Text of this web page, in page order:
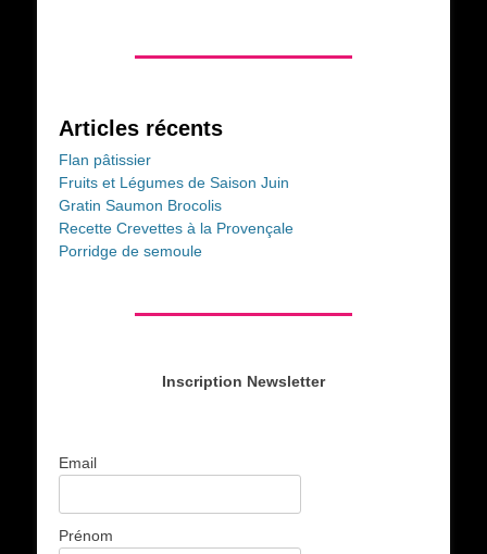
Articles récents
Flan pâtissier
Fruits et Légumes de Saison Juin
Gratin Saumon Brocolis
Recette Crevettes à la Provençale
Porridge de semoule
Inscription Newsletter
Email
Prénom